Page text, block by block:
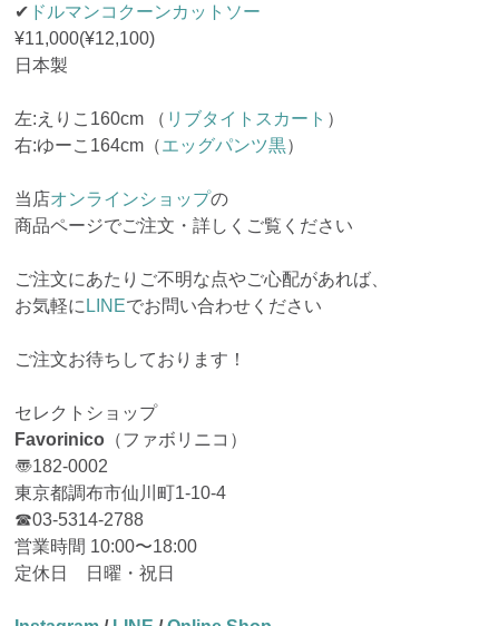
✔︎ ドルマンコクーンカットソー
¥11,000(¥12,100)
日本製
左:えりこ160cm （ リブタイトスカート ）
右:ゆーこ164cm（エッグパンツ黒）
当店オンラインショップの
商品ページでご注文・詳しくご覧ください
ご注文にあたりご不明な点やご心配があれば、
お気軽に LINEでお問い合わせください
ご注文お待ちしております！
セレクトショップ
Favorinico （ファボリニコ）
〠182-0002
東京都調布市仙川町1-10-4
☎︎03-5314-2788
営業時間 10:00〜18:00
定休日 日曜・祝日